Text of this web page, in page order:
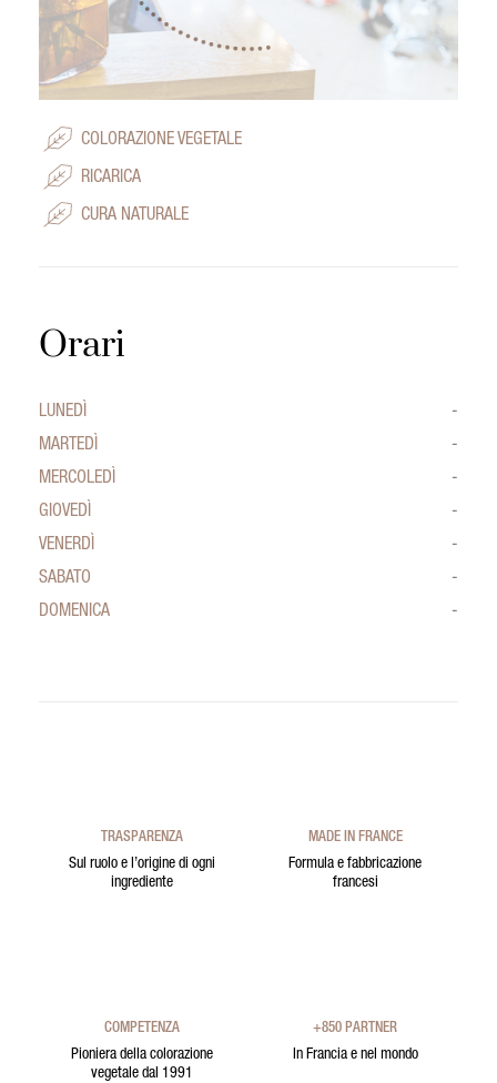
COLORAZIONE VEGETALE
RICARICA
CURA NATURALE
Orari
LUNEDÌ
-
MARTEDÌ
-
MERCOLEDÌ
-
GIOVEDÌ
-
VENERDÌ
-
SABATO
-
DOMENICA
-
TRASPARENZA
Sul ruolo e l’origine di ogni
ingrediente
MADE IN FRANCE
Formula e fabbricazione
francesi
COMPETENZA
Pioniera della colorazione
vegetale dal 1991
+850 PARTNER
In Francia e nel mondo